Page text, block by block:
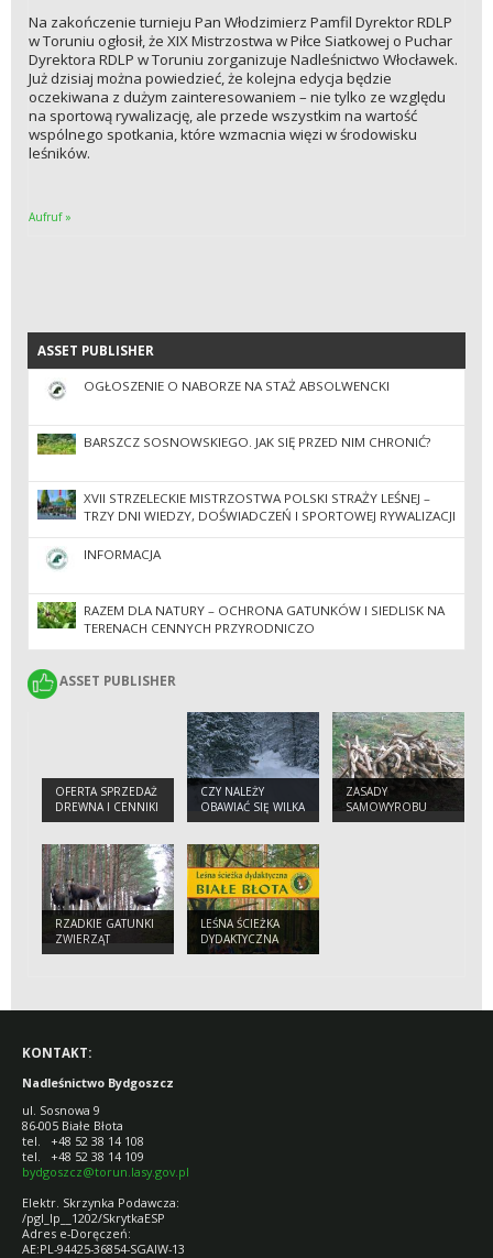
Na zakończenie turnieju Pan Włodzimierz Pamfil Dyrektor RDLP
w Toruniu ogłosił, że XIX Mistrzostwa w Piłce Siatkowej o Puchar
Dyrektora RDLP w Toruniu zorganizuje Nadleśnictwo Włocławek.
Już dzisiaj można powiedzieć, że kolejna edycja będzie
oczekiwana z dużym zainteresowaniem – nie tylko ze względu
na sportową rywalizację, ale przede wszystkim na wartość
wspólnego spotkania, które wzmacnia więzi w środowisku
leśników.
Aufruf »
ASSET PUBLISHER
ASSET PUBLISHER
OGŁOSZENIE O NABORZE NA STAŻ ABSOLWENCKI
BARSZCZ SOSNOWSKIEGO. JAK SIĘ PRZED NIM CHRONIĆ?
XVII STRZELECKIE MISTRZOSTWA POLSKI STRAŻY LEŚNEJ –
TRZY DNI WIEDZY, DOŚWIADCZEŃ I SPORTOWEJ RYWALIZACJI
INFORMACJA
RAZEM DLA NATURY – OCHRONA GATUNKÓW I SIEDLISK NA
TERENACH CENNYCH PRZYRODNICZO
ASSET PUBLISHER
ASSET PUBLISHER
OFERTA SPRZEDAŻ
DREWNA I CENNIKI
CZY NALEŻY
OBAWIAĆ SIĘ WILKA
W LESIE ?
ZASADY
SAMOWYROBU
DREWNA
RZADKIE GATUNKI
ZWIERZĄT
CZĘSTSZE POD
LEŚNA ŚCIEŻKA
DYDAKTYCZNA
BIAŁE BŁOTA
KONTAKT:
Nadleśnictwo Bydgoszcz
ul. Sosnowa 9
86-005 Białe Błota
tel. +48 52 38 14 108
tel. +48 52 38 14 109
bydgoszcz@torun.lasy.gov.pl
Elektr. Skrzynka Podawcza:
/pgl_lp__1202/SkrytkaESP
Adres e-Doręczeń:
AE:PL-94425-36854-SGAIW-13